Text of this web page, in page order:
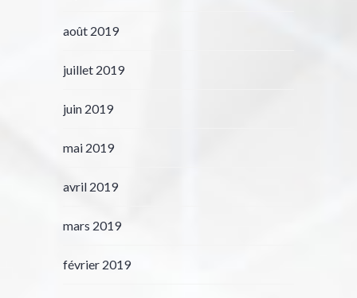
août 2019
juillet 2019
juin 2019
mai 2019
avril 2019
mars 2019
février 2019